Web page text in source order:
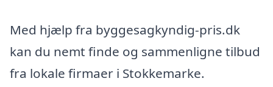
Med hjælp fra byggesagkyndig-pris.dk
kan du nemt finde og sammenligne tilbud
fra lokale firmaer i Stokkemarke.